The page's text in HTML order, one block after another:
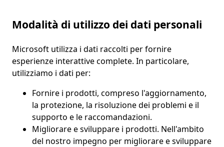
Modalità di utilizzo dei dati personali
Microsoft utilizza i dati raccolti per fornire
esperienze interattive complete. In particolare,
utilizziamo i dati per:
Fornire i prodotti, compreso l'aggiornamento,
la protezione, la risoluzione dei problemi e il
supporto e le raccomandazioni.
Migliorare e sviluppare i prodotti. Nell'ambito
del nostro impegno per migliorare e sviluppare